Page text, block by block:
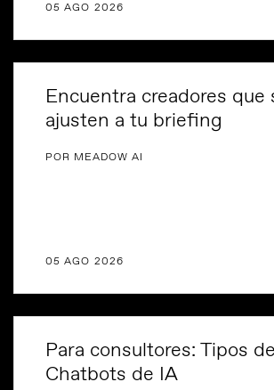
05 AGO 2026
Encuentra creadores que
ajusten a tu briefing
POR MEADOW AI
05 AGO 2026
Para consultores: Tipos de
Chatbots de IA